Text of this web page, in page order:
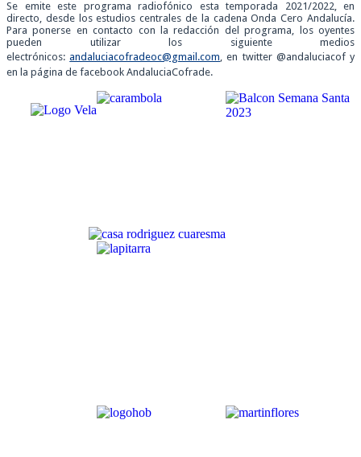
Se emite este programa radiofónico esta temporada 2021/2022, en
directo, desde los estudios centrales de la cadena Onda Cero Andalucía.
Para ponerse en contacto con la redacción del programa, los oyentes
pueden utilizar los siguiente medios
electrónicos:andaluciacofradeoc@gmail.com , en twitter @andaluciacof y
en la página de facebook AndaluciaCofrade.